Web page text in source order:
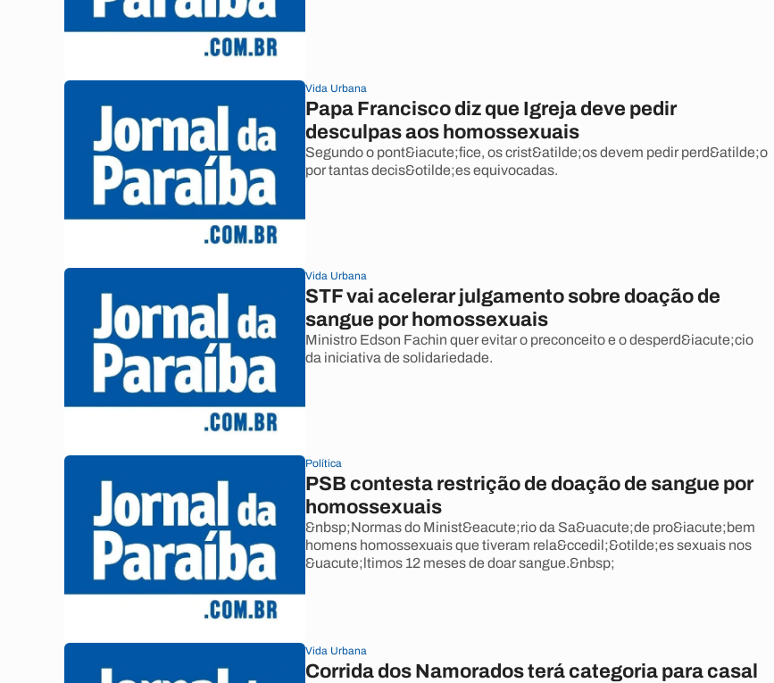
Vida Urbana
Papa Francisco diz que Igreja deve pedir
desculpas aos homossexuais
Segundo o pont&iacute;fice, os crist&atilde;os devem pedir perd&atilde;o
por tantas decis&otilde;es equivocadas.
Vida Urbana
STF vai acelerar julgamento sobre doação de
sangue por homossexuais
Ministro Edson Fachin quer evitar o preconceito e o desperd&iacute;cio
da iniciativa de solidariedade.
Política
PSB contesta restrição de doação de sangue por
homossexuais
&nbsp;Normas do Minist&eacute;rio da Sa&uacute;de pro&iacute;bem
homens homossexuais que tiveram rela&ccedil;&otilde;es sexuais nos
&uacute;ltimos 12 meses de doar sangue.&nbsp;
Vida Urbana
Corrida dos Namorados terá categoria para casal